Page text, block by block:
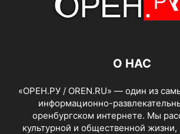
О НАС
«ОРЕН.РУ / OREN.RU» — один из
информационно-
оренбургском интернете. Мы
культурной и общественной жизни,